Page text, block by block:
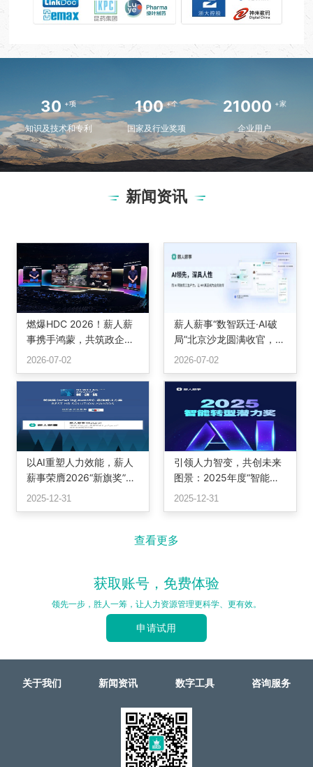
30 +项
知识及技术和专利
100 +个
国家及行业奖项
21000 +家
企业用户
新闻资讯
燃爆HDC 2026！薪人薪
事携手鸿蒙，共筑政企办
公智慧底座
2026-07-02
薪人薪事“数智跃迁·AI破
局”北京沙龙圆满收官，三
位专家共话组织重构与智
2026-07-02
以AI重塑人力效能，薪人
薪事荣膺2026“新旗奖”最
佳解决方案，定义智能HR
2025-12-31
引领人力智变，共创未来
图景：2025年度“智能转
型潜力奖”颁奖
2025-12-31
查看更多
获取账号，免费体验
领先一步，胜人一筹，让人力资源管理更科学、更有效。
申请试用
关于我们 新闻资讯 数字工具 咨询服务